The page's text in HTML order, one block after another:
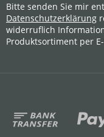
Bitte senden Sie mir
Datenschutzerklärung
widerruflich
Produktsortiment per